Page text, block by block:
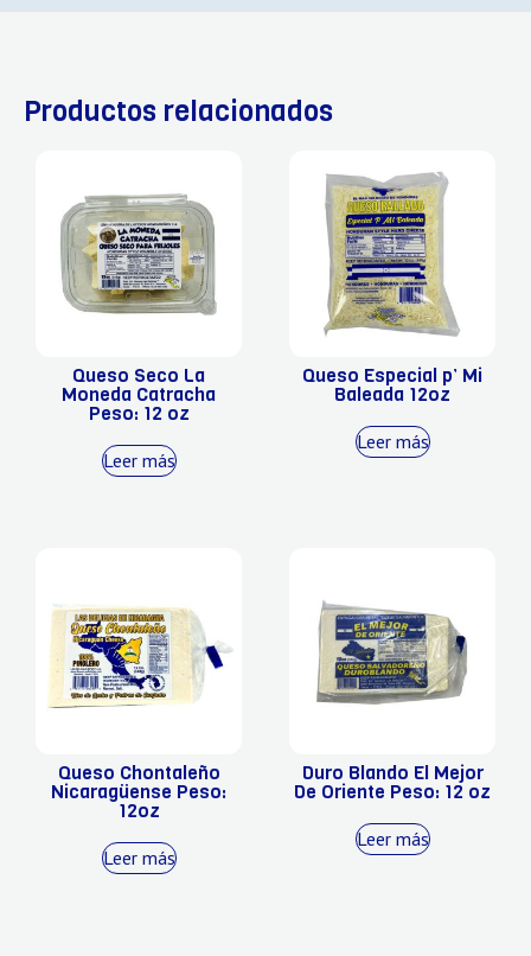
Productos relacionados
Queso Seco La
Moneda Catracha
Peso: 12 oz
Leer más
Queso Especial p’ Mi
Baleada 12oz
Leer más
Queso Chontaleño
Nicaragüense Peso:
12oz
Leer más
Duro Blando El Mejor
De Oriente Peso: 12 oz
Leer más